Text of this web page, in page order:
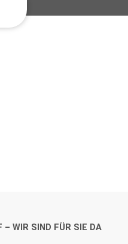
– WIR SIND FÜR SIE DA